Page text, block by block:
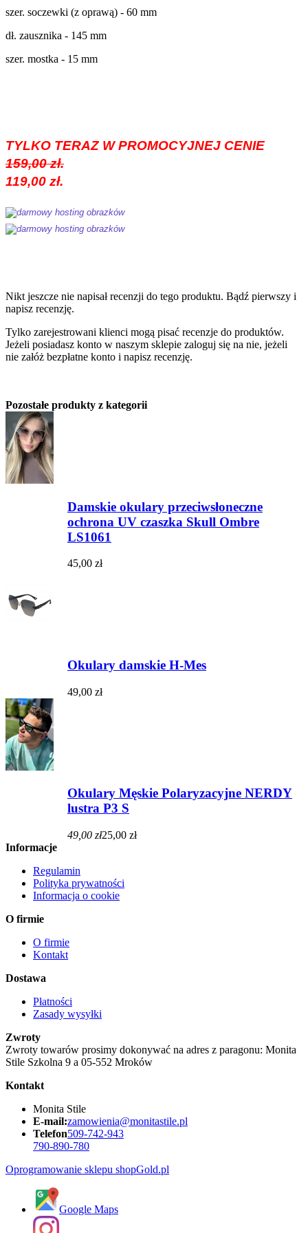
szer. soczewki (z oprawą) - 60 mm
dł. zausznika - 145 mm
szer. mostka - 15 mm
TYLKO TERAZ W PROMOCYJNEJ CENIE
159,00 zł.
119,00 zł.
Nikt jeszcze nie napisał recenzji do tego produktu. Bądź pierwszy i
napisz recenzję.
Tylko zarejestrowani klienci mogą pisać recenzje do produktów.
Jeżeli posiadasz konto w naszym sklepie zaloguj się na nie, jeżeli
nie załóż bezpłatne konto i napisz recenzję.
Pozostałe produkty z kategorii
Damskie okulary przeciwsłoneczne
ochrona UV czaszka Skull Ombre
LS1061
45,00 zł
Okulary damskie H-Mes
49,00 zł
Okulary Męskie Polaryzacyjne NERDY
lustra P3 S
49,00 zł25,00 zł
Informacje
Regulamin
Polityka prywatności
Informacja o cookie
O firmie
O firmie
Kontakt
Dostawa
Płatności
Zasady wysyłki
Zwroty
Zwroty towarów prosimy dokonywać na adres z paragonu: Monita
Stile Szkolna 9 a 05-552 Mroków
Kontakt
Monita Stile
E-mail:zamowienia@monitastile.pl
Telefon509-742-943
790-890-780
Oprogramowanie sklepu shopGold.pl
Google Maps